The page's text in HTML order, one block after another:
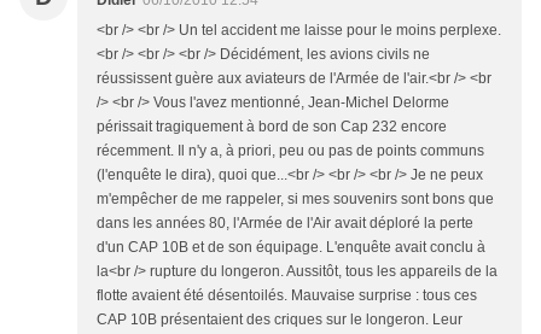
<br /> <br /> Un tel accident me laisse pour le moins perplexe.
<br /> <br /> <br /> Décidément, les avions civils ne
réussissent guère aux aviateurs de l'Armée de l'air.<br /> <br
/> <br /> Vous l'avez mentionné, Jean-Michel Delorme
périssait tragiquement à bord de son Cap 232 encore
récemment. Il n'y a, à priori, peu ou pas de points communs
(l'enquête le dira), quoi que...<br /> <br /> <br /> Je ne peux
m'empêcher de me rappeler, si mes souvenirs sont bons que
dans les années 80, l'Armée de l'Air avait déploré la perte
d'un CAP 10B et de son équipage. L'enquête avait conclu à
la<br /> rupture du longeron. Aussitôt, tous les appareils de la
flotte avaient été désentoilés. Mauvaise surprise : tous ces
CAP 10B présentaient des criques sur le longeron. Leur